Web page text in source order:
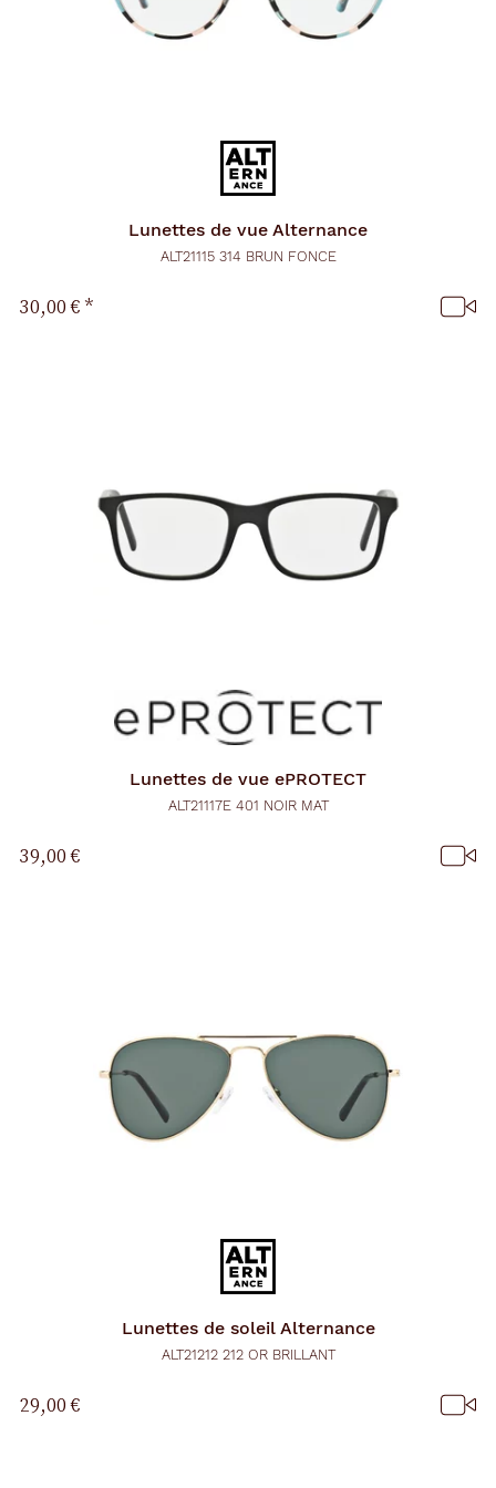
Lunettes de vue Alternance
ALT21115 314 BRUN FONCE
30,00 €*
Lunettes de vue ePROTECT
ALT21117E 401 NOIR MAT
39,00 €
Lunettes de soleil Alternance
ALT21212 212 OR BRILLANT
29,00 €